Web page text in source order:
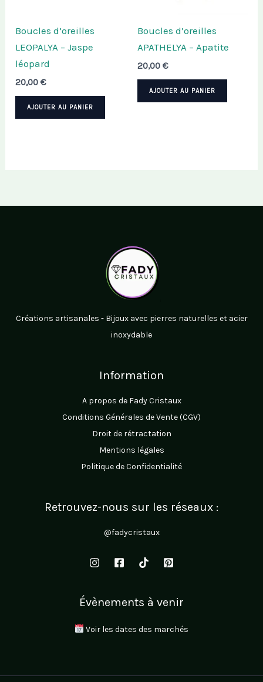
Boucles d’oreilles
LEOPALYA – Jaspe
léopard
20,00€
AJOUTER AU PANIER
Boucles d’oreilles
APATHELYA – Apatite
20,00 €
AJOUTER AU PANIER
Créations artisanales - Bijoux avec pierres naturelles et acier
inoxydable
Information
A propos de Fady Cristaux
Conditions Générales de Vente (CGV)
Droit de rétractation
Mentions légales
Politique de Confidentialité
Retrouvez-nous sur les réseaux :
@fadycristaux
Évènements à venir
Voir les dates des marchés